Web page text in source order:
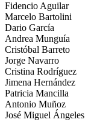
Fidencio Aguilar
Marcelo Bartolini
Dario García
Andrea Munguía
Cristóbal Barreto
Jorge Navarro
Cristina Rodríguez
Jimena Hernández
Patricia Mancilla
Antonio Muñoz
José Miguel Ángeles